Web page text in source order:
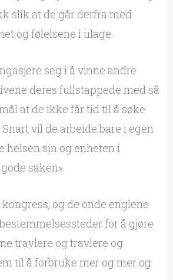
slik at de går derfra med
og følelsene i ulage.
seg i å vinne andre
deres fullstappede med så
at de ikke får tid til å søke
vil de arbeide bare i egen
helsen sin og enheten i
saken».
og de onde englene
for å gjøre
travlere og travlere og
til å forbruke mer og mer og